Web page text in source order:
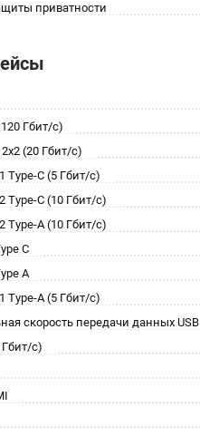
приватности
Гбит/с)
2x2 (20 Гбит/с)
Type-C (5 Гбит/с)
Type-C (10 Гбит/с)
Type-A (10 Гбит/с)
C
A
Type-A (5 Гбит/с)
скорость передачи данных USB
Гбит/с)